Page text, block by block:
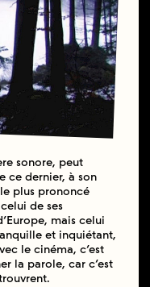
sonore, peut
ce dernier, à son
plus prononcé
de ses
mais celui
et inquiétant,
le cinéma, c’est
la parole, car c’est